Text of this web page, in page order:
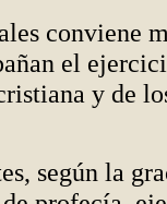
conviene
el
y de
según la